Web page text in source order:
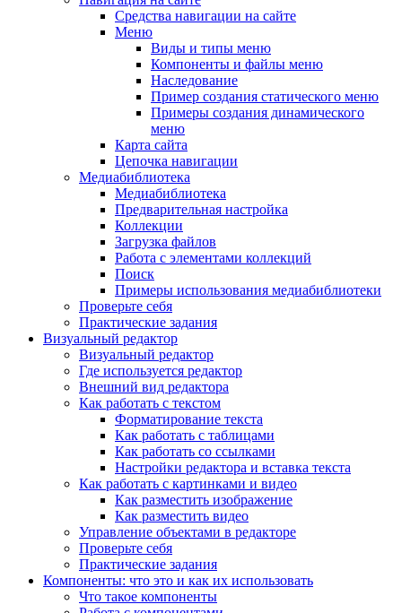
Средства навигации на сайте
Меню
Виды и типы меню
Компоненты и файлы меню
Наследование
Пример создания статического меню
Примеры создания динамического
меню
Карта сайта
Цепочка навигации
Медиабиблиотека
Медиабиблиотека
Предварительная настройка
Коллекции
Загрузка файлов
Работа с элементами коллекций
Поиск
Примеры использования медиабиблиотеки
Проверьте себя
Практические задания
Визуальный редактор
Визуальный редактор
Где используется редактор
Внешний вид редактора
Как работать с текстом
Форматирование текста
Как работать с таблицами
Как работать со ссылками
Настройки редактора и вставка текста
Как работать с картинками и видео
Как разместить изображение
Как разместить видео
Управление объектами в редакторе
Проверьте себя
Практические задания
Компоненты: что это и как их использовать
Что такое компоненты